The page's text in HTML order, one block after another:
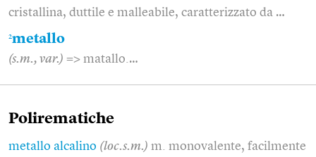
cristallina, duttile e malleabile, caratterizzato da …
2metallo
(s.m., var.) => matallo.…
Polirematiche
metallo alcalino (loc.s.m.) m. monovalente, facilmente